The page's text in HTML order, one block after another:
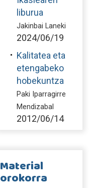
liburua
Jakinbai Laneki
2024/06/19
Kalitatea eta
etengabeko
hobekuntza
Paki Iparragirre
Mendizabal
2012/06/14
Material
orokorra